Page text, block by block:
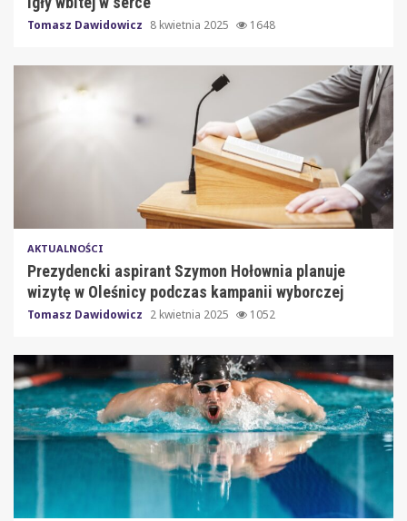
Tomasz Dawidowicz 8 kwietnia 2025 1648
AKTUALNOŚCI
Prezydencki aspirant Szymon Hołownia planuje
wizytę w Oleśnicy podczas kampanii wyborczej
Tomasz Dawidowicz 2 kwietnia 2025 1052